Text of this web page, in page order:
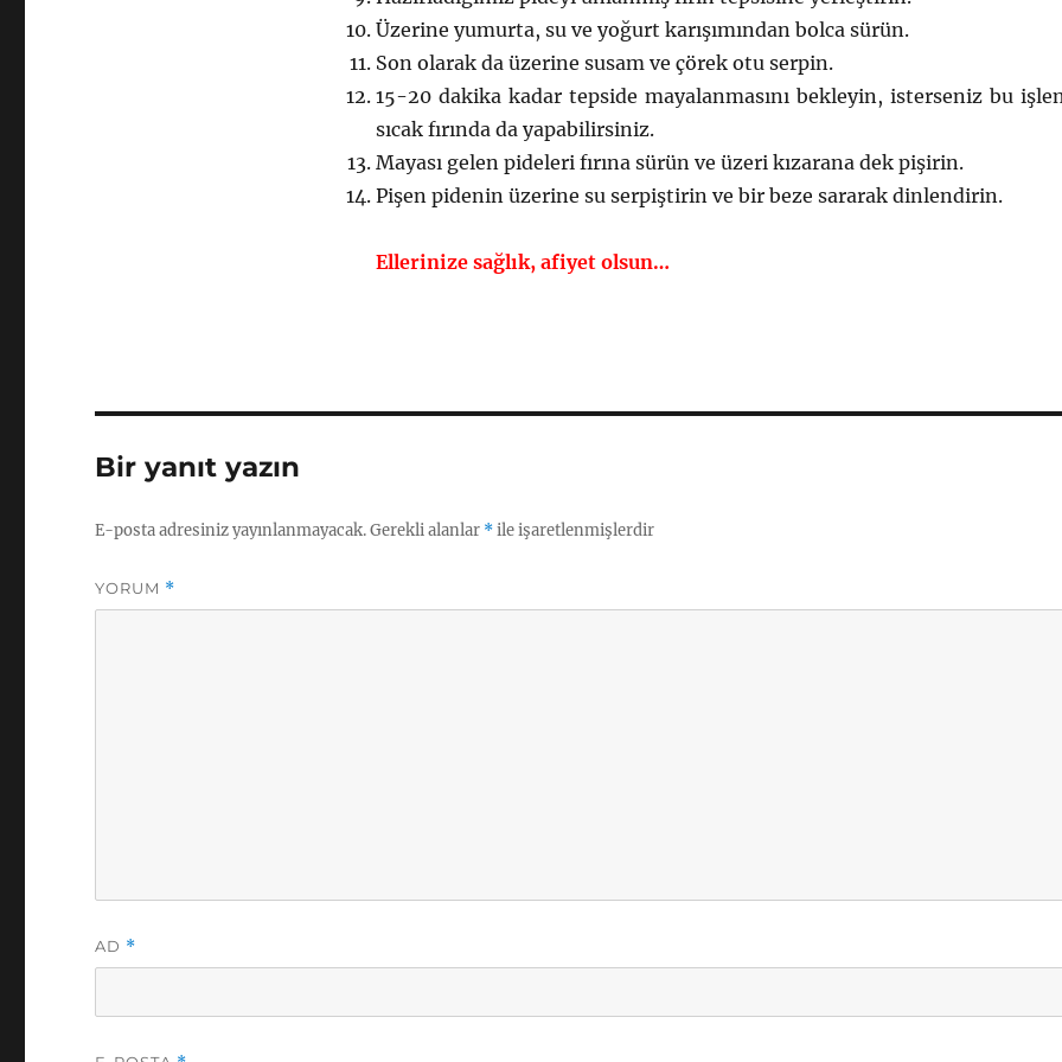
Üzerine yumurta, su ve yoğurt karışımından bolca sürün.
Son olarak da üzerine susam ve çörek otu serpin.
15-20 dakika kadar tepside mayalanmasını bekleyin, isterseniz bu
sıcak fırında da yapabilirsiniz.
Mayası gelen pideleri fırına sürün ve üzeri kızarana dek pişirin.
Pişen pidenin üzerine su serpiştirin ve bir beze sararak dinlendirin.
Ellerinize sağlık, afiyet olsun…
Bir yanıt yazın
E-posta adresiniz yayınlanmayacak.Gerekli alanlar *ile işaretlenmişlerdir
YORUM *
AD *